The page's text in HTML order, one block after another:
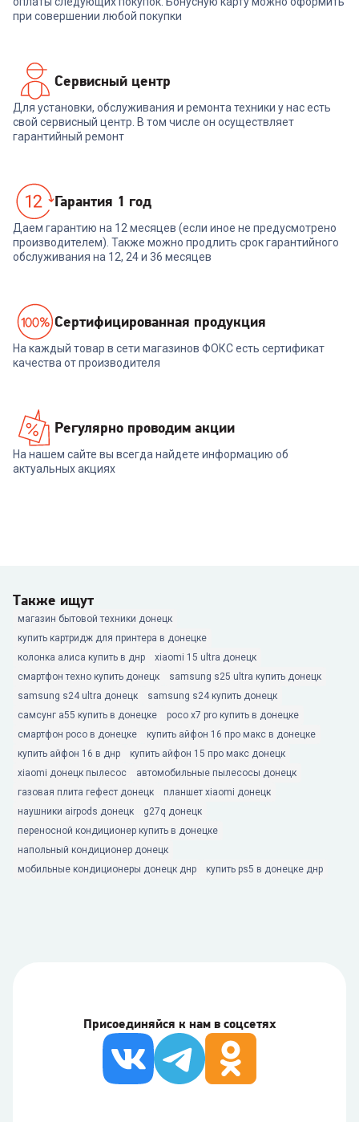
при совершении любой покупки
Сервисный центр
Для установки, обслуживания и ремонта техники у нас есть
свой сервисный центр. В том числе он осуществляет
гарантийный ремонт
Гарантия 1 год
Даем гарантию на 12 месяцев (если иное не предусмотрено
производителем). Также можно продлить срок гарантийного
обслуживания на 12, 24 и 36 месяцев
Cертифицированная продукция
На каждый товар в сети магазинов ФОКС есть сертификат
качества от производителя
Регулярно проводим акции
На нашем сайте вы всегда найдете информацию об
актуальных акциях
Также ищут
магазин бытовой техники донецк
купить картридж для принтера в донецке
колонка алиса купить в днр
xiaomi 15 ultra донецк
смартфон техно купить донецк
samsung s25 ultra купить донецк
samsung s24 ultra донецк
samsung s24 купить донецк
самсунг а55 купить в донецке
poco x7 pro купить в донецке
смартфон poco в донецке
купить айфон 16 про макс в донецке
купить айфон 16 в днр
купить айфон 15 про макс донецк
xiaomi донецк пылесос
автомобильные пылесосы донецк
газовая плита гефест донецк
планшет xiaomi донецк
наушники airpods донецк
g27q донецк
переносной кондиционер купить в донецке
напольный кондиционер донецк
мобильные кондиционеры донецк днр
купить ps5 в донецке днр
Присоединяйся к нам в соцсетях